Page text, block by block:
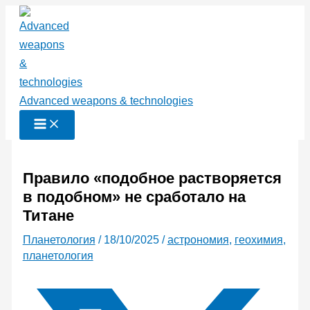
Перейти
содержимому
Advanced weapons & technologies
Правило «подобное растворяется
в подобном» не сработало на
Титане
Планетология / 18/10/2025 /астрономия, геохимия,
планетология